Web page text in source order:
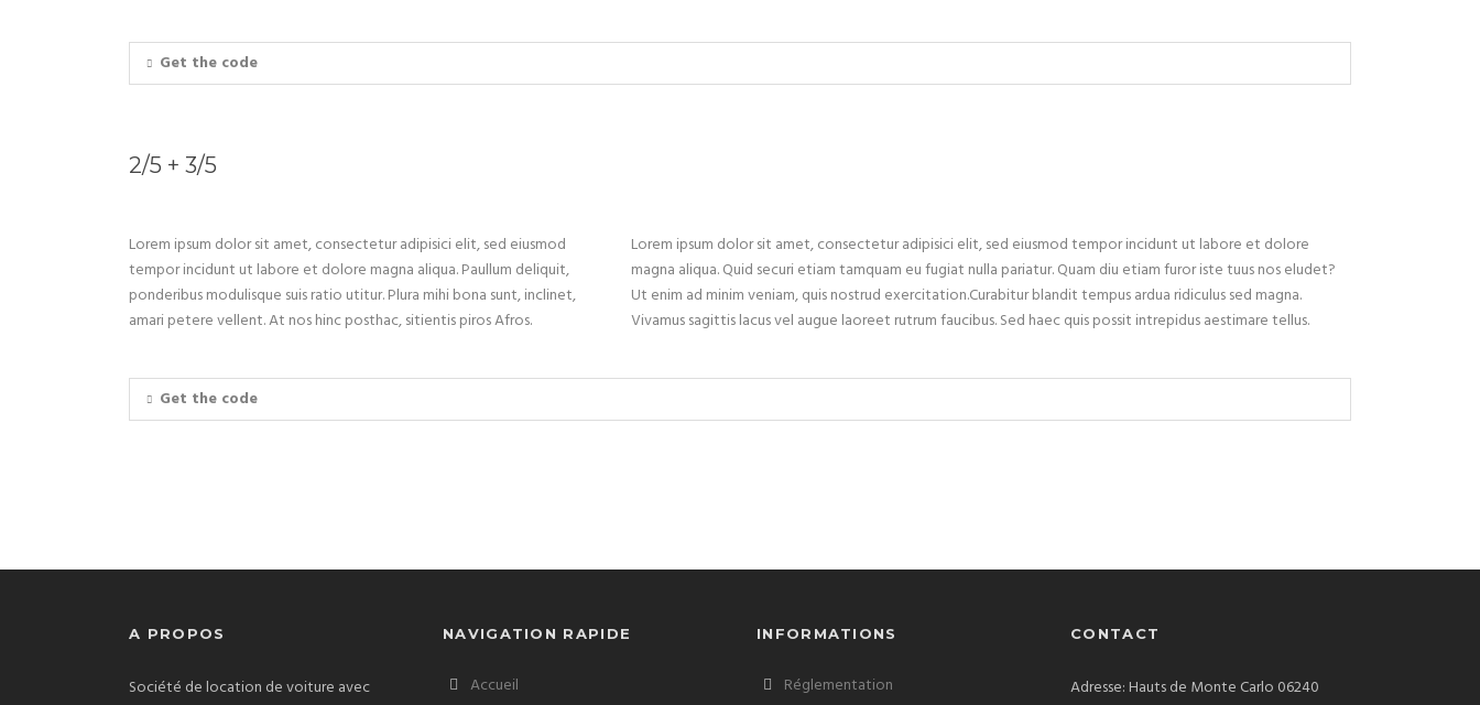
Get the code
2/5 + 3/5
Lorem ipsum dolor sit amet, consectetur adipisici elit, sed eiusmod
tempor incidunt ut labore et dolore magna aliqua. Paullum deliquit,
ponderibus modulisque suis ratio utitur. Plura mihi bona sunt, inclinet,
amari petere vellent. At nos hinc posthac, sitientis piros Afros.
Lorem ipsum dolor sit amet, consectetur adipisici elit, sed eiusmod tempor incidunt ut labore et dolore
magna aliqua. Quid securi etiam tamquam eu fugiat nulla pariatur. Quam diu etiam furor iste tuus nos eludet?
Ut enim ad minim veniam, quis nostrud exercitation.Curabitur blandit tempus ardua ridiculus sed magna.
Vivamus sagittis lacus vel augue laoreet rutrum faucibus. Sed haec quis possit intrepidus aestimare tellus.
Get the code
A PROPOS
Société de location de voiture avec
NAVIGATION RAPIDE
Accueil
INFORMATIONS
Réglementation
CONTACT
Adresse: Hauts de Monte Carlo 06240